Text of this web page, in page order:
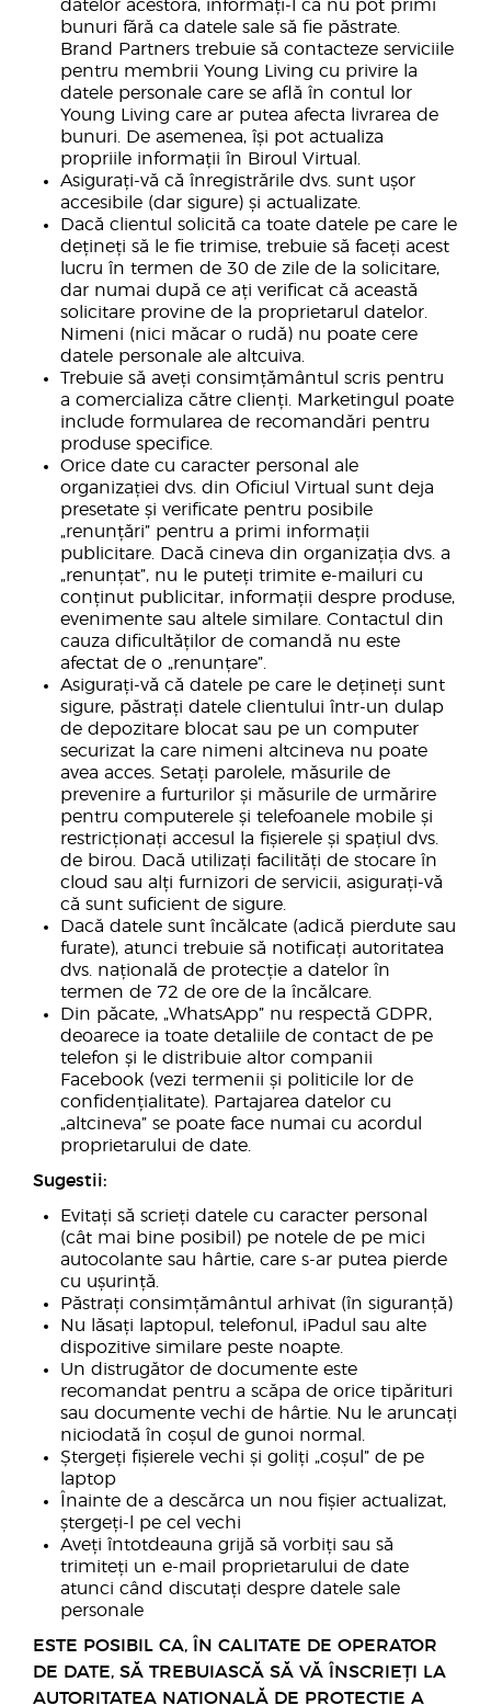
datelor acestora, informați-l că nu pot primi
bunuri fără ca datele sale să fie păstrate.
Brand Partners trebuie să contacteze serviciile
pentru membrii Young Living cu privire la
datele personale care se află în contul lor
Young Living care ar putea afecta livrarea de
bunuri. De asemenea, își pot actualiza
propriile informații în Biroul Virtual.
Asigurați-vă că înregistrările dvs. sunt ușor
accesibile (dar sigure) și actualizate.
Dacă clientul solicită ca toate datele pe care le
dețineți să le fie trimise, trebuie să faceți acest
lucru în termen de 30 de zile de la solicitare,
dar numai după ce ați verificat că această
solicitare provine de la proprietarul datelor.
Nimeni (nici măcar o rudă) nu poate cere
datele personale ale altcuiva.
Trebuie să aveți consimțământul scris pentru
a comercializa către clienți. Marketingul poate
include formularea de recomandări pentru
produse specifice.
Orice date cu caracter personal ale
organizației dvs. din Oficiul Virtual sunt deja
presetate și verificate pentru posibile
„renunțări” pentru a primi informații
publicitare. Dacă cineva din organizația dvs. a
„renunțat”, nu le puteți trimite e-mailuri cu
conținut publicitar, informații despre produse,
evenimente sau altele similare. Contactul din
cauza dificultăților de comandă nu este
afectat de o „renunțare”.
Asigurați-vă că datele pe care le dețineți sunt
sigure, păstrați datele clientului într-un dulap
de depozitare blocat sau pe un computer
securizat la care nimeni altcineva nu poate
avea acces. Setați parolele, măsurile de
prevenire a furturilor și măsurile de urmărire
pentru computerele și telefoanele mobile și
restricționați accesul la fișierele și spațiul dvs.
de birou. Dacă utilizați facilități de stocare în
cloud sau alți furnizori de servicii, asigurați-vă
că sunt suficient de sigure.
Dacă datele sunt încălcate (adică pierdute sau
furate), atunci trebuie să notificați autoritatea
dvs. națională de protecție a datelor în
termen de 72 de ore de la încălcare.
Din păcate, „WhatsApp” nu respectă GDPR,
deoarece ia toate detaliile de contact de pe
telefon și le distribuie altor companii
Facebook (vezi termenii și politicile lor de
confidențialitate). Partajarea datelor cu
„altcineva” se poate face numai cu acordul
proprietarului de date.
Sugestii:
Evitați să scrieți datele cu caracter personal
(cât mai bine posibil) pe notele de pe mici
autocolante sau hârtie, care s-ar putea pierde
cu ușurință.
Păstrați consimțământul arhivat (în siguranță)
Nu lăsați laptopul, telefonul, iPadul sau alte
dispozitive similare peste noapte.
Un distrugător de documente este
recomandat pentru a scăpa de orice tipărituri
sau documente vechi de hârtie. Nu le aruncați
niciodată în coșul de gunoi normal.
Ștergeți fișierele vechi și goliți „coșul” de pe
laptop
Înainte de a descărca un nou fișier actualizat,
ștergeți-l pe cel vechi
Aveți întotdeauna grijă să vorbiți sau să
trimiteți un e-mail proprietarului de date
atunci când discutați despre datele sale
personale
ESTE POSIBIL CA, ÎN CALITATE DE OPERATOR
DE DATE, SĂ TREBUIASCĂ SĂ VĂ ÎNSCRIEȚI LA
AUTORITATEA NAȚIONALĂ DE PROTECȚIE A